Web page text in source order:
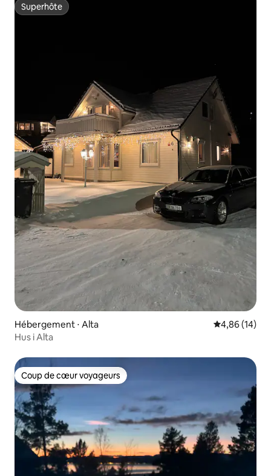
Superhôte
Superhôte
Hébergement ⋅ Alta Évaluation
4,86 (14)
Hus i Alta
Coup de cœur voyageurs
Coup de cœur voyageurs